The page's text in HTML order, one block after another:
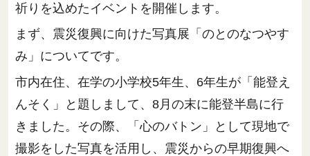
祈りを込めたイベントを開催します。
まず、震災復興に向けた写真展「のとのなつやす
み」についてです。
市内在住、在学の小学校5年生、6年生が「能登え
んそく」と題しまして、8月の末に能登半島に行
きました。その際、「心のバトン」として現地で
撮影をした写真を活用し、震災からの早期復興へ